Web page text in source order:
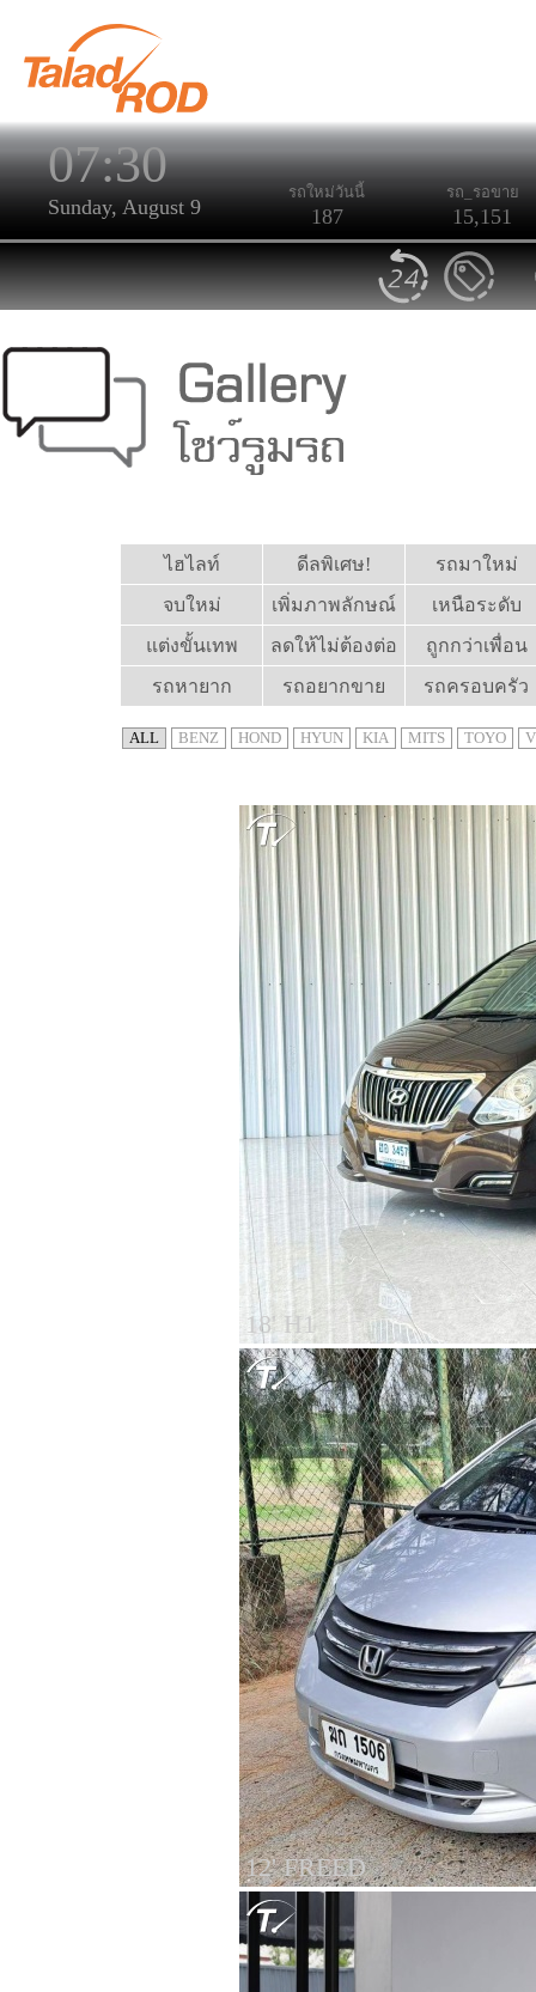
07:30
Sunday, August 9
รถใหม่วันนี้
187
รถ_รอขาย
15,151
ไฮไลท์ ดีลพิเศษ!
รถมาใหม่
จบใหม่
เพิ่มภาพลักษณ์
เหนือระดับ
แต่งขั้นเทพ
ลดให้ไม่ต้องต่อ
ถูกกว่าเพื่อน
รถหายาก
รถอยากขาย รถครอบครัว
ALL BENZ HOND HYUN KIA MITS TOYO
18' H1
12' FREED